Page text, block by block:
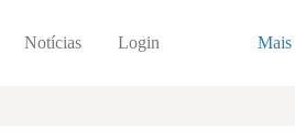
Notícias Login Mais